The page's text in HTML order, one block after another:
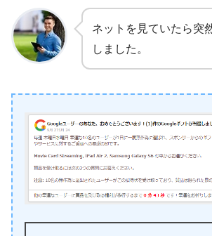
ネットを見ていたら突
しました。